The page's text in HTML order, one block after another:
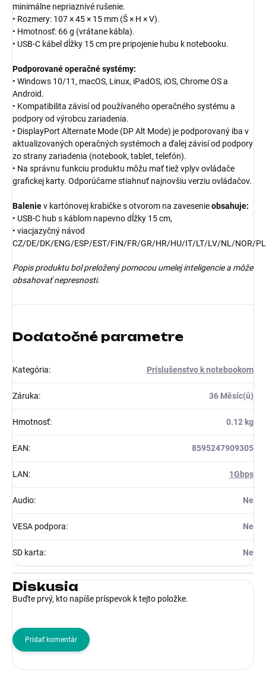
minimálne nepriaznivé rušenie.
• Rozmery: 107 × 45 × 15 mm (Š × H × V).
• Hmotnosť: 66 g (vrátane kábla).
• USB-C kábel dĺžky 15 cm pre pripojenie hubu k notebooku.
Podporované operačné systémy:
• Windows 10/11, macOS, Linux, iPadOS, iOS, Chrome OS a
Android.
• Kompatibilita závisí od používaného operačného systému a
podpory od výrobcu zariadenia.
• DisplayPort Alternate Mode (DP Alt Mode) je podporovaný iba v
aktualizovaných operačných systémoch a ďalej závisí od podpory
zo strany zariadenia (notebook, tablet, telefón).
• Na správnu funkciu produktu môžu mať tiež vplyv ovládače
grafickej karty. Odporúčame stiahnuť najnovšiu verziu ovládačov.
Baleniev kartónovej krabičke s otvorom na zavesenieobsahuje:
• USB-C hub s káblom napevno dĺžky 15 cm,
• viacjazyčný návod
CZ/DE/DK/ENG/ESP/EST/FIN/FR/GR/HR/HU/IT/LT/LV/NL/NOR/
Popis produktu bol preložený pomocou umelej inteligencie a môže
obsahovať nepresnosti.
Dodatočné parametre
Kategória: Príslušenstvo k notebookom
Záruka: 36 Měsíc(ů)
Hmotnosť: 0.12 kg
EAN: 8595247909305
LAN: 1Gbps
Audio: Ne
VESA podpora: Ne
SD karta: Ne
Diskusia
Buďte prvý, kto napíše príspevok k tejto položke.
Pridať komentár